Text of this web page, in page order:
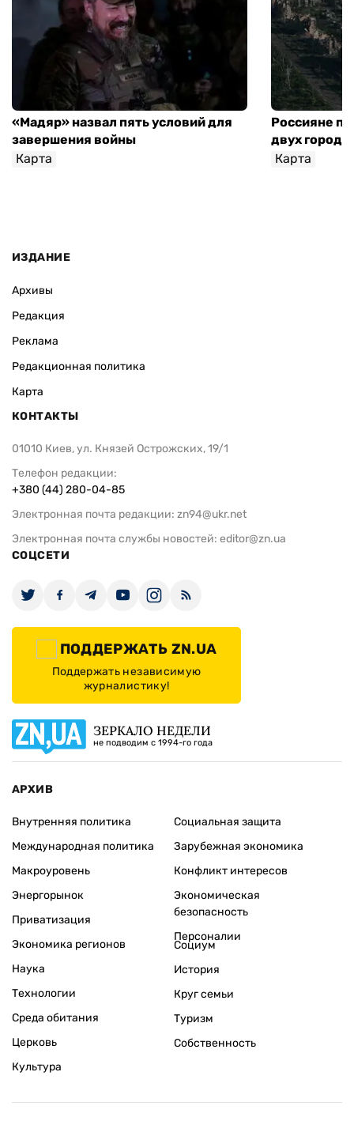
«Мадяр» назвал пять условий для
завершения войны
Карта
Россияне
двух
Карта
ИЗДАНИЕ
Архивы
Редакция
Реклама
Редакционная политика
Карта
КОНТАКТЫ
01010 Киев, ул. Князей Острожских, 19/1
Телефон редакции:
+380 (44) 280-04-85
Электронная почта редакции: zn94@ukr.net
Электронная почта службы новостей: editor@zn.ua
СОЦСЕТИ
ПОДДЕРЖАТЬ ZN.UA
Поддержать независимую
журналистику!
ЗЕРКАЛО НЕДЕЛИ
не подводим с 1994-го года
АРХИВ
Внутренняя политика
Международная политика
Макроуровень
Энергорынок
Приватизация
Экономика регионов
Социальная защита
Зарубежная экономика
Конфликт интересов
Экономическая
безопасность
Персоналии
Наука
Технологии
Среда обитания
Церковь
Культура
Социум
История
Круг семьи
Туризм
Собственность